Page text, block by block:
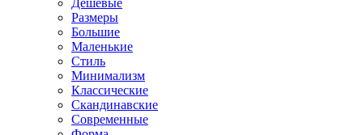
Дешевые
Размеры
Большие
Маленькие
Стиль
Минимализм
Классические
Скандинавские
Современные